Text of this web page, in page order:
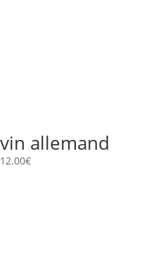
vin allemand
12.00€